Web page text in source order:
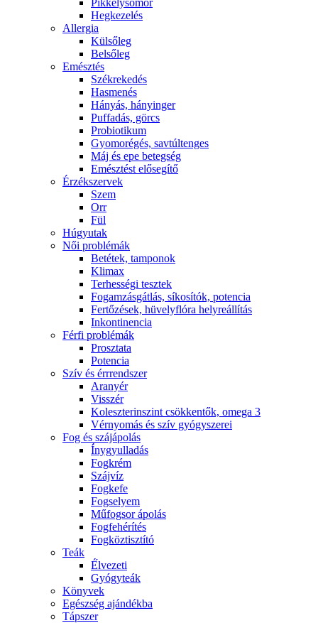
Pikkelysömör
Hegkezelés
Allergia
Külsőleg
Belsőleg
Emésztés
Székrekedés
Hasmenés
Hányás, hányinger
Puffadás, görcs
Probiotikum
Gyomorégés, savtúltenges
Máj és epe betegség
Emésztést elősegítő
Érzékszervek
Szem
Orr
Fül
Húgyutak
Női problémák
Betétek, tamponok
Klimax
Terhességi tesztek
Fogamzásgátlás, síkosítók, potencia
Fertőzések, hüvelyflóra helyreállítás
Inkontinencia
Férfi problémák
Prosztata
Potencia
Szív és érrrendszer
Aranyér
Visszér
Koleszterinszint csökkentők, omega 3
Vérnyomás és szív gyógyszerei
Fog és szájápolás
Í́nygyulladás
Fogkrém
Szájvíz
Fogkefe
Fogselyem
Műfogsor ápolás
Fogfehérítés
Fogköztisztító
Teák
É́lvezeti
Gyógyteák
Könyvek
Egészség ajándékba
Tápszer